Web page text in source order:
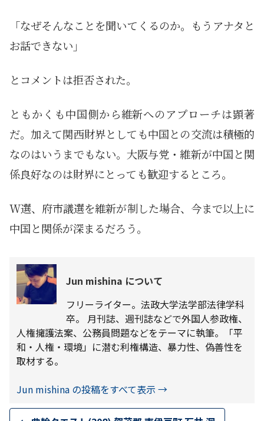
「なぜそんなことを聞いてくるのか。もうアナタと
お話できない」
とコメントは拒否された。
ともかくも中国側から維新へのアプローチは顕著
だ。加えて関西財界としても中国との交流は積極的
なのはいうまでもない。大阪与党・維新が中国と関
係良好なのは財界にとっても歓迎するところ。
W選、府市議選を維新が制した場合、今まで以上に
中国と関係が深まるだろう。
Jun mishina について
フリーライター。法政大学法学部法律学科
卒。 月刊誌、週刊誌などで外国人参政権、
人権擁護法案、公務員問題などをテーマに執筆。「平
和・人権・環境」に潜む利権構造、暴力性、偽善性を
取材する。
Jun mishina の投稿をすべて表示 →